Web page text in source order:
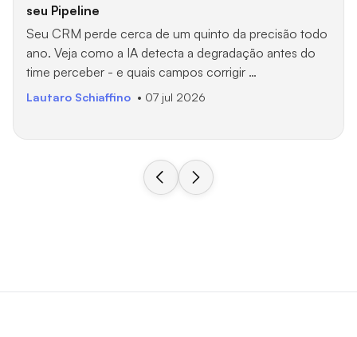
seu Pipeline
Seu CRM perde cerca de um quinto da precisão todo
ano. Veja como a IA detecta a degradação antes do
time perceber - e quais campos corrigir …
Lautaro Schiaffino • 07 jul 2026